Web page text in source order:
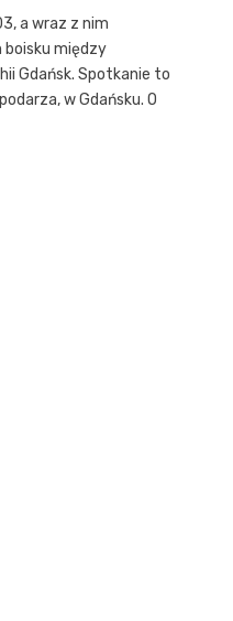
a wraz z nim
boisku między
Gdańsk. Spotkanie to
w Gdańsku. O